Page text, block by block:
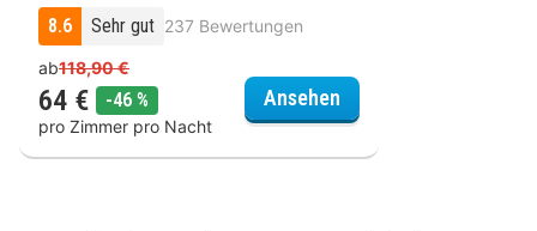
8.6 Sehr gut 237 Bewertungen
ab118,90 €
64 € -46 %
pro Zimmer pro Nacht
Ansehen